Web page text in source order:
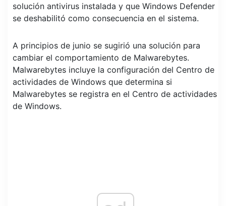
solución antivirus instalada y que Windows Defender
se deshabilitó como consecuencia en el sistema.
A principios de junio se sugirió una solución para
cambiar el comportamiento de Malwarebytes.
Malwarebytes incluye la configuración del Centro de
actividades de Windows que determina si
Malwarebytes se registra en el Centro de actividades
de Windows.